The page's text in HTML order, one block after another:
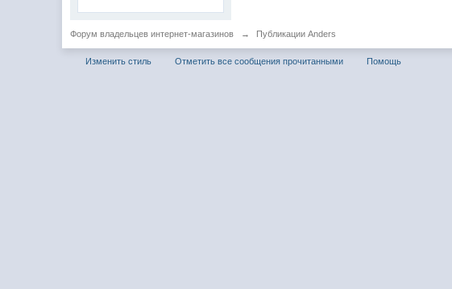
Форум владельцев интернет-магазинов → Публикации Anders
Изменить стиль Отметить все сообщения прочитанными Помощь